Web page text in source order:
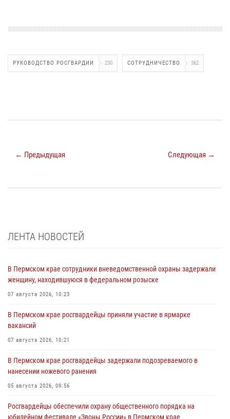
РУКОВОДСТВО РОСГВАРДИИ 230 СОТРУДНИЧЕСТВО 362
← Предыдущая Следующая →
ЛЕНТА НОВОСТЕЙ
В Пермском крае сотрудники вневедомственной охраны задержали
женщину, находившуюся в федеральном розыске
07 августа 2026, 10:23
В Пермском крае росгвардейцы приняли участие в ярмарке
вакансий
07 августа 2026, 10:21
В Пермском крае росгвардейцы задержали подозреваемого в
нанесении ножевого ранения
05 августа 2026, 09:56
Росгвардейцы обеспечили охрану общественного порядка на
юбилейном фестивале «Звоны России» в Пермском крае